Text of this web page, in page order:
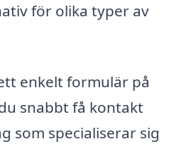
för olika typer av
enkelt formulär på
snabbt få kontakt
som specialiserar sig